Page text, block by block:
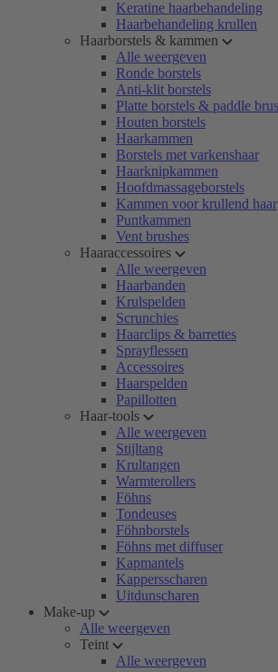
Keratine haarbehandeling
Haarbehandeling krullen
Haarborstels & kammen
Alle weergeven
Ronde borstels
Anti-klit borstels
Platte borstels & paddle
Houten borstels
Haarkammen
Borstels met varkenshaar
Haarknipkammen
Hoofdmassageborstels
Kammen voor krullend haar
Puntkammen
Vent brushes
Haaraccessoires
Alle weergeven
Haarbanden
Krulspelden
Scrunchies
Haarclips & barrettes
Sprayflessen
Accessoires
Haarspelden
Papillotten
Haar-tools
Alle weergeven
Stijltang
Krultangen
Warmterollers
Föhns
Tondeuses
Föhnborstels
Föhns met diffuser
Kapmantels
Kappersscharen
Uitdunscharen
Make-up
Alle weergeven
Teint
Alle weergeven